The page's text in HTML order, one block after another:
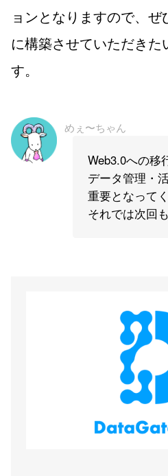
ョンとなりますので、
に構築させていただきた
す。
めぇ〜ちゃん
Web3.0への移
データ管理・
重要となって
それでは次回